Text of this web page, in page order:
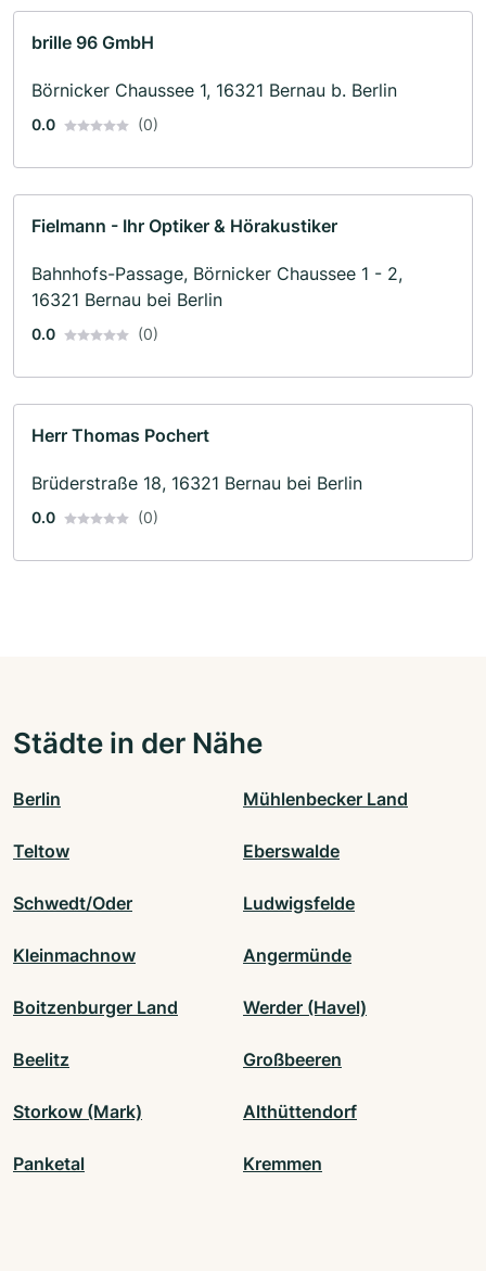
brille 96 GmbH
Börnicker Chaussee 1, 16321 Bernau b. Berlin
0.0 (0)
Fielmann - Ihr Optiker & Hörakustiker
Bahnhofs-Passage, Börnicker Chaussee 1 - 2,
16321 Bernau bei Berlin
0.0 (0)
Herr Thomas Pochert
Brüderstraße 18, 16321 Bernau bei Berlin
0.0 (0)
Städte in der Nähe
Berlin Mühlenbecker Land
Teltow Eberswalde
Schwedt/Oder Ludwigsfelde
Kleinmachnow Angermünde
Boitzenburger Land Werder (Havel)
Beelitz Großbeeren
Storkow (Mark) Althüttendorf
Panketal Kremmen